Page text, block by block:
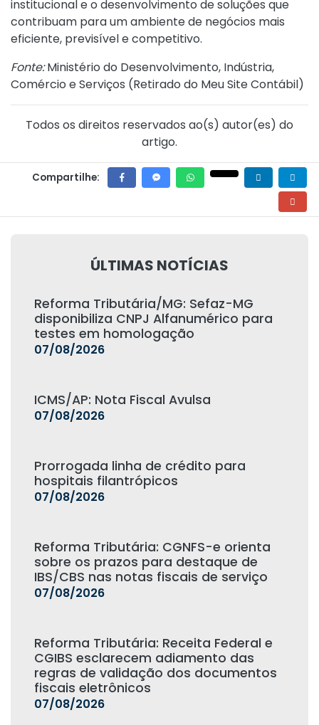
institucional e o desenvolvimento de soluções que
contribuam para um ambiente de negócios mais
eficiente, previsível e competitivo.
Fonte:Ministério do Desenvolvimento, Indústria,
Comércio e Serviços (Retirado do Meu Site Contábil)
Todos os direitos reservados ao(s) autor(es) do
artigo.
Compartilhe:
ÚLTIMAS NOTÍCIAS
Reforma Tributária/MG: Sefaz-MG
disponibiliza CNPJ Alfanumérico para
testes em homologação
07/08/2026
ICMS/AP: Nota Fiscal Avulsa
07/08/2026
Prorrogada linha de crédito para
hospitais filantrópicos
07/08/2026
Reforma Tributária: CGNFS-e orienta
sobre os prazos para destaque de
IBS/CBS nas notas fiscais de serviço
07/08/2026
Reforma Tributária: Receita Federal e
CGIBS esclarecem adiamento das
regras de validação dos documentos
fiscais eletrônicos
07/08/2026